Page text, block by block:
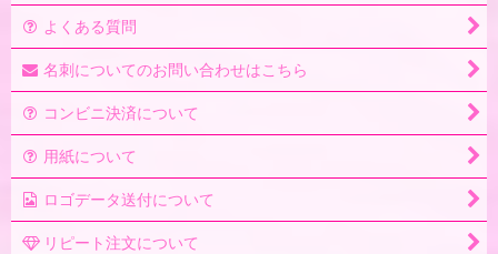
よくある質問
名刺についてのお問い合わせはこちら
コンビニ決済について
用紙について
ロゴデータ送付について
リピート注文について